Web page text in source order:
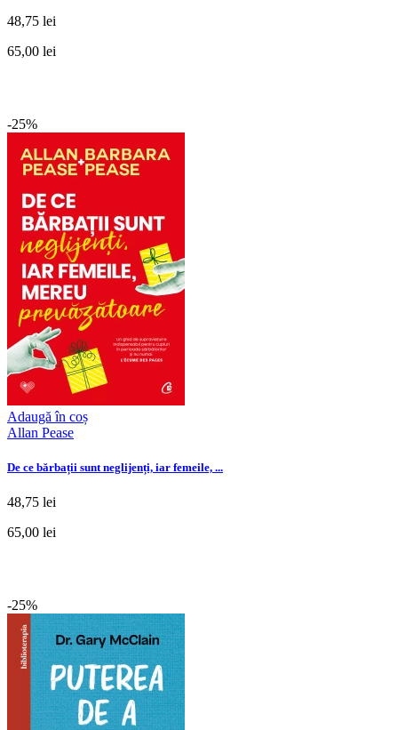
48,75 lei
65,00 lei
-25%
Adaugă în coș
Allan Pease
De ce bărbații sunt neglijenți, iar femeile, ...
48,75 lei
65,00 lei
-25%